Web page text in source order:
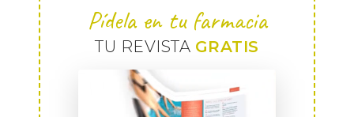
Pídela en tu farmacia
TU REVISTA GRATIS